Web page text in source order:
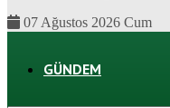
07 Ağustos 2026 Cum
GÜNDEM